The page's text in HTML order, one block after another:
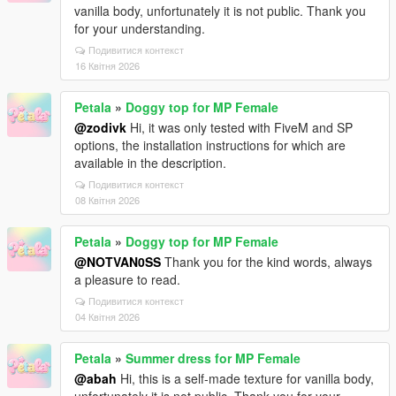
vanilla body, unfortunately it is not public. Thank you
for your understanding.
Подивитися контекст
16 Квітня 2026
Petala » Doggy top for MP Female
@zodivk Hi, it was only tested with FiveM and SP
options, the installation instructions for which are
available in the description.
Подивитися контекст
08 Квітня 2026
Petala » Doggy top for MP Female
@NOTVAN0SS Thank you for the kind words, always
a pleasure to read.
Подивитися контекст
04 Квітня 2026
Petala » Summer dress for MP Female
@abah Hi, this is a self-made texture for vanilla body,